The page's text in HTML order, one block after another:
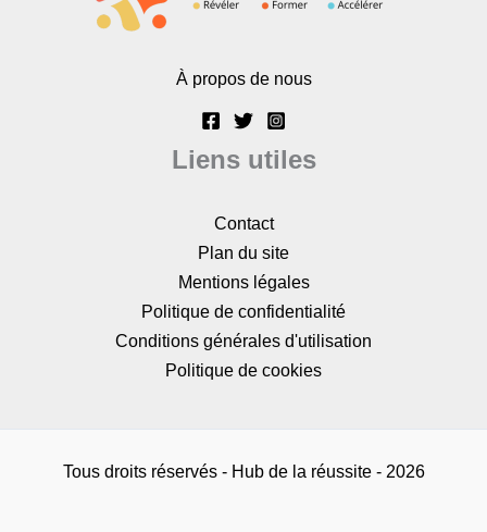
À propos de nous
Liens utiles
Contact
Plan du site
Mentions légales
Politique de confidentialité
Conditions générales d'utilisation
Politique de cookies
Tous droits réservés - Hub de la réussite - 2026